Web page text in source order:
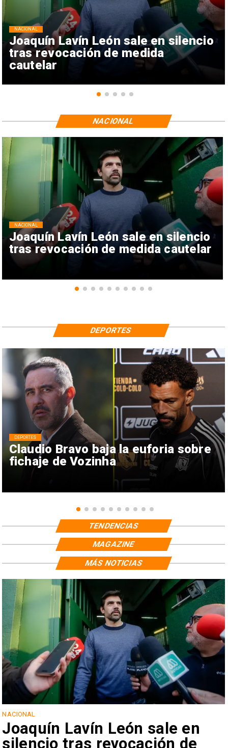
Joaquín Lavín León sale en silencio
tras revocación de medida
cautelar
NACIONAL
Joaquín Lavín León sale en silencio
tras revocación de medida cautelar
NACIONAL
NACIONAL
Claudio Bravo baja la euforia sobre
fichaje de Vozinha
DEPORTES
DEPORTES
TENDENCIAS
MAGAZINE
NACIONAL
Joaquín Lavín León sale en
silencio tras revocación de
MÁS NOTICIAS